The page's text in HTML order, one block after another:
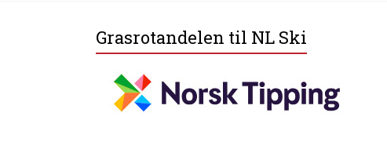
Grasrotandelen til NL Ski